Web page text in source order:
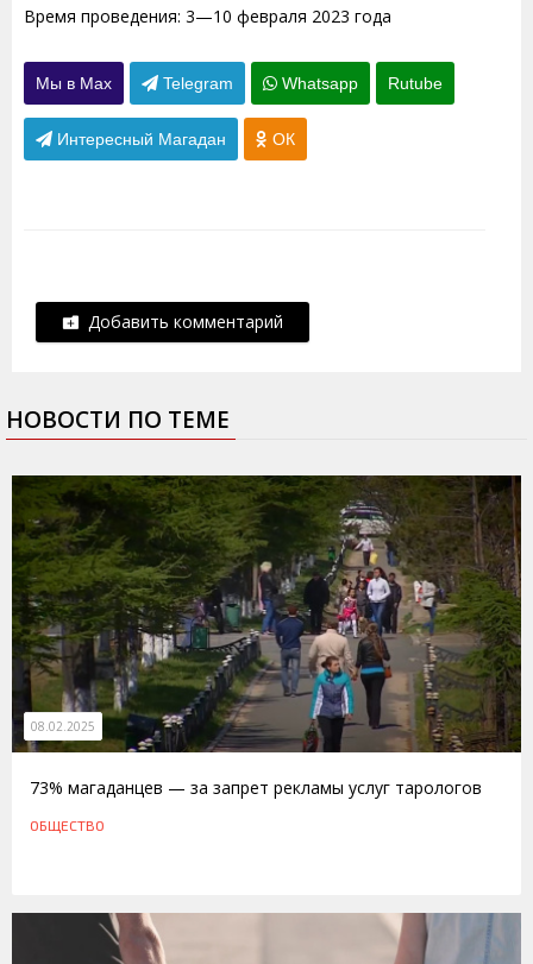
Время проведения: 3—10 февраля 2023 года
Мы в Max Telegram Whatsapp Rutube
Интересный Магадан ОК
Добавить комментарий
НОВОСТИ ПО ТЕМЕ
08.02.2025
73% магаданцев — за запрет рекламы услуг тарологов
ОБЩЕСТВО